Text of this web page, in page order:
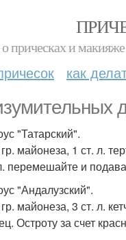
прическах и
как
"Татарский".
майонеза, 1 ст. л.
перемешайте и
"Андалузский".
майонеза, 3 ст. л.
Остроту за счет